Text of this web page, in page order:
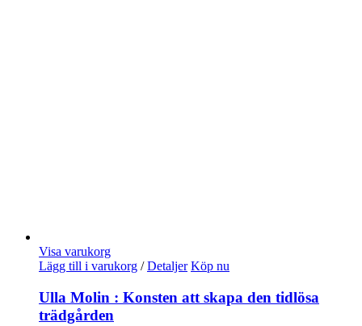
Visa varukorg
Lägg till i varukorg / Detaljer Köp nu
Ulla Molin : Konsten att skapa den tidlösa
trädgården